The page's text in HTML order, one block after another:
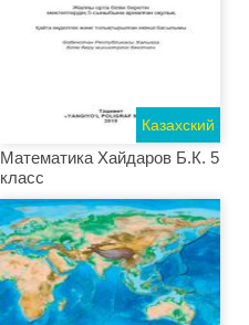
Математика Хайдаров Б.К. 5
класс
Казахский